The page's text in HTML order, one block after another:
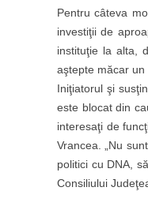
Pentru câteva
investiţii de
instituţie la alta,
aştepte măcar un
Iniţiatorul şi
este blocat din
interesaţi de
Vrancea. „Nu
politici cu DNA,
Consiliului